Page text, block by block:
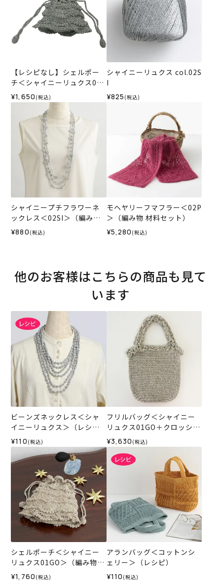
【レシピなし】シェルポー
チ＜シャイニーリュクス02S
I＞（編み物 材料セット）
¥1,650 (税込)
シャイニーリュクス col.02S
I
¥825 (税込)
シャイニープチフラワーネ
ックレス＜02SI＞（編み物
材料セット）
¥880 (税込)
モヘヤリーフマフラー＜02P
＞（編み物 材料セット）
¥5,280 (税込)
他のお客様はこちらの商品も見て
います
ビーンズネックレス＜シャ
イニーリュクス＞（レシ
ピ）
¥110 (税込)
フリルバッグ＜シャイニー
リュクス01GO＋クロッシュ
コットン42IV＞（編み物 材
料セット）
¥3,630 (税込)
シェルポーチ＜シャイニー
リュクス01GO＞（編み物
材料セット）
¥1,760 (税込)
アランバッグ＜コットンシ
ェリー＞（レシピ）
¥110 (税込)